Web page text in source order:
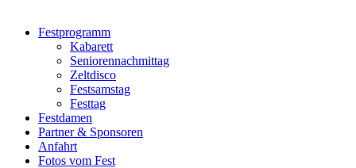
Festprogramm
Kabarett
Seniorennachmittag
Zeltdisco
Festsamstag
Festtag
Festdamen
Partner & Sponsoren
Anfahrt
Fotos vom Fest